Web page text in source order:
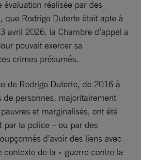
réalisée par des
que Rodrigo Duterte était apte à
avril 2026, la Chambre d’appel a
pouvait exercer sa
crimes présumés.
de Rodrigo Duterte, de 2016 à
de personnes, majoritairement
et marginalisés, ont été
par la police – ou par des
d’avoir des liens avec
contexte de la « guerre contre la